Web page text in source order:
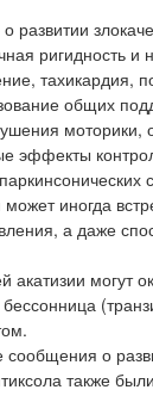
развитии
ригидность и
тахикардия,
общих
эффекты
иногда
а даже
акатизии могут
о
также